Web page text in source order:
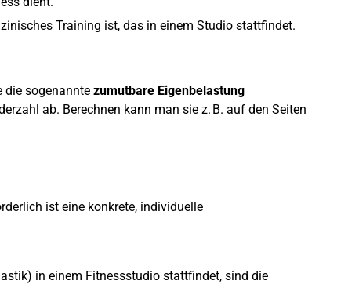
Training ist, das in einem Studio stattfindet.
die sogenannte zumutbare Eigenbelastung
ab. Berechnen kann man sie z. B. auf den Seiten
ist eine konkrete, individuelle
in einem Fitnessstudio stattfindet, sind die